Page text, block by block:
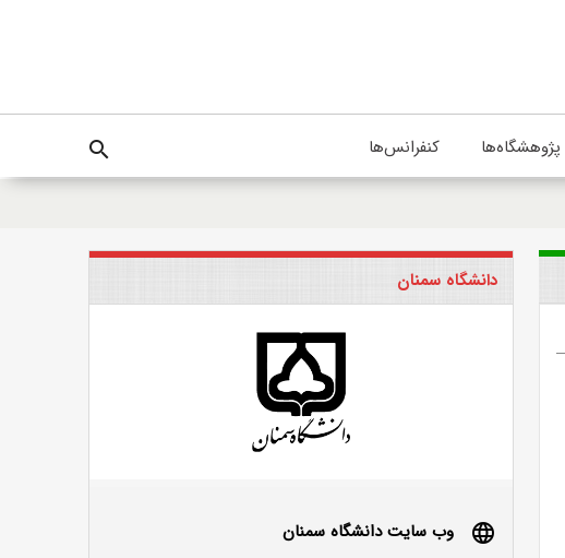
پژوهشگاه‌ها کنفرانس‌ها search
دانشگاه سمنان
language
وب سایت دانشگاه سمنان